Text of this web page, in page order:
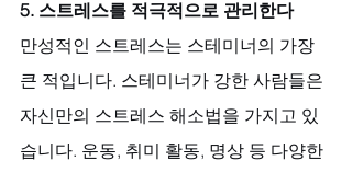
5. 스트레스를 적극적으로 관리한다
만성적인 스트레스는 스테미너의 가장
큰 적입니다. 스테미너가 강한 사람들은
자신만의 스트레스 해소법을 가지고 있
습니다. 운동, 취미 활동, 명상 등 다양한